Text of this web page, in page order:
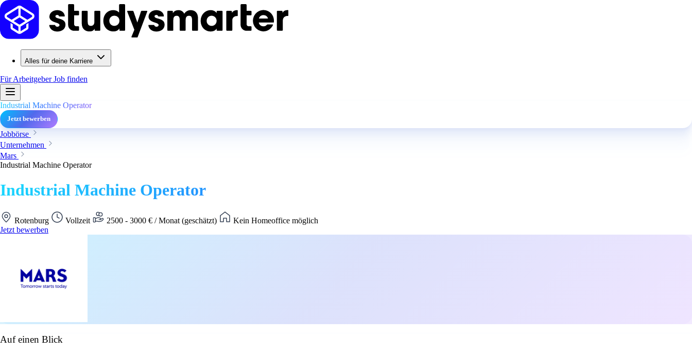
Alles für deine Karriere
Für ArbeitgeberJob finden
Industrial Machine Operator
Jetzt bewerben
Jobbörse
Unternehmen
Mars
Industrial Machine Operator
Industrial Machine Operator
Rotenburg Vollzeit 2500 - 3000 € / Monat (geschätzt)
Kein Homeoffice möglich
Jetzt bewerben
Auf einen Blick